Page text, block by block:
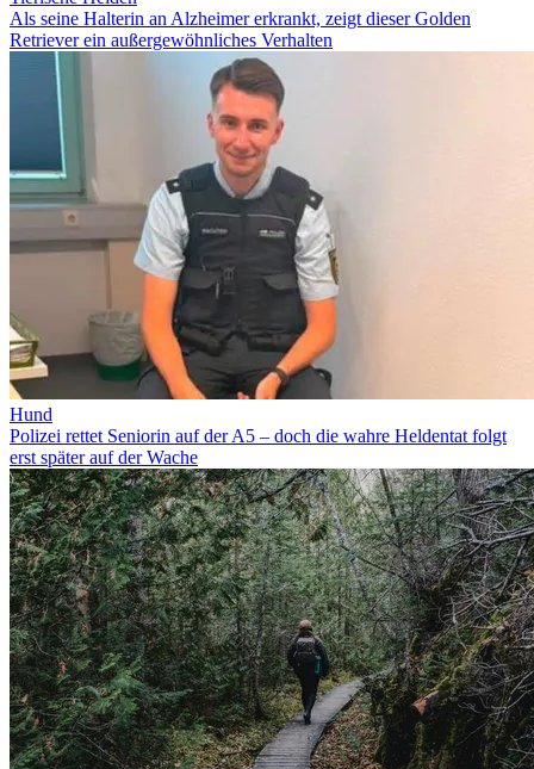
Als seine Halterin an Alzheimer erkrankt, zeigt dieser Golden
Retriever ein außergewöhnliches Verhalten
Hund
Polizei rettet Seniorin auf der A5 – doch die wahre Heldentat folgt
erst später auf der Wache